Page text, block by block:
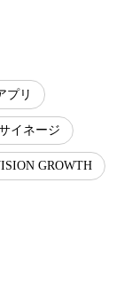
プリ
イネージ
GROWTH